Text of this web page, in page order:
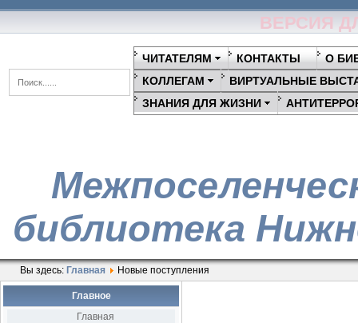
ВЕРСИЯ
ЧИТАТЕЛЯМ КОНТАКТЫ
О
КОЛЛЕГАМ
ВИРТУАЛЬНЫЕ
ЗНАНИЯ ДЛЯ ЖИЗНИ
библиотека
Вы здесь: Главная Новые поступления
Главное
Главная